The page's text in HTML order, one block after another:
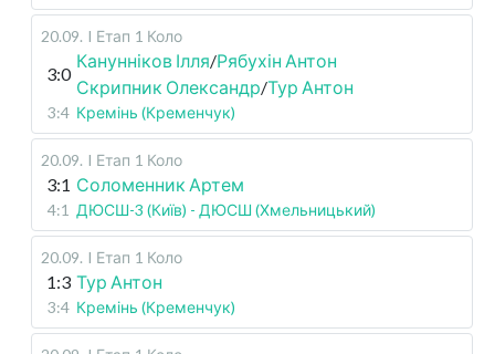
20.09. I Етап 1 Коло
3:0
Канунніков Ілля/Рябухін Антон
Скрипник Олександр/Тур Антон
3:4 Кремінь (Кременчук)
20.09. I Етап 1 Коло
3:1 Соломенник Артем
4:1 ДЮСШ-3 (Київ) - ДЮСШ (Хмельницький)
20.09. I Етап 1 Коло
1:3 Тур Антон
3:4 Кремінь (Кременчук)